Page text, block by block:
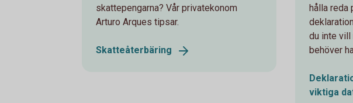
skattepengarna? Vår privatekonom
Arturo Arques tipsar.
Skatteåterbäring
hålla reda
du inte vill
behöver
viktiga